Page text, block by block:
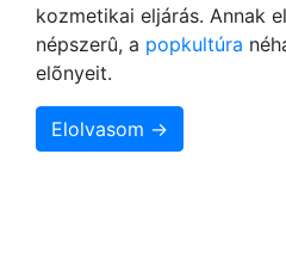
kozmetikai eljárás. Annak
népszerû, a popkultúra
elõnyeit.
Elolvasom →